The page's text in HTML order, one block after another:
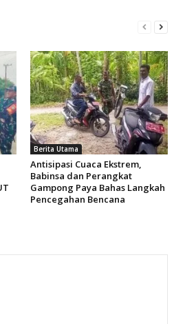
Berita Utama
Antisipasi Cuaca Ekstrem,
Babinsa dan Perangkat
Gampong Paya Bahas Langkah
Pencegahan Bencana